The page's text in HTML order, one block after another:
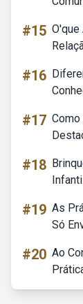
#15 O'que
#16
#17 Como
#18
#19 As
Só
#20 Ao